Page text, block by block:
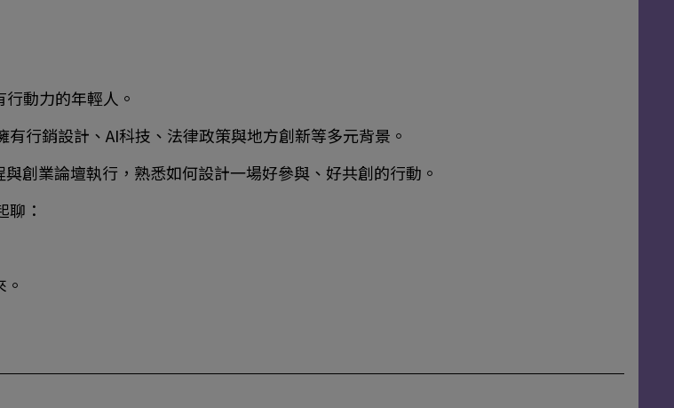
動力的年輕人。
行銷設計、AI科技、法律政策與地方創新等多元背景。
創業論壇執行，熟悉如何設計一場好參與、好共創的行動。
：